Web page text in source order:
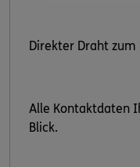
Direkter Draht zum
Alle Kontaktdaten
Blick.